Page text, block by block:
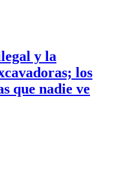
y la
los
que nadie ve